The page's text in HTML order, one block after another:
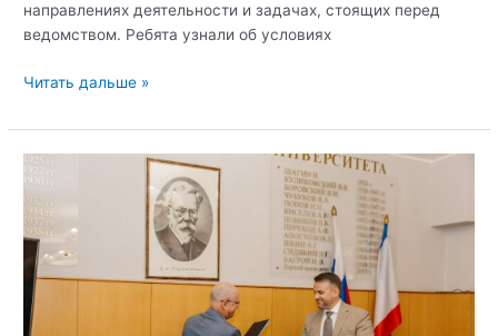
направлениях деятельности и задачах, стоящих перед
ведомством. Ребята узнали об условиях
Для
Института
филологии
прошла
встреча
с
ФССП
по
Республике
Крым
Читать дальше »